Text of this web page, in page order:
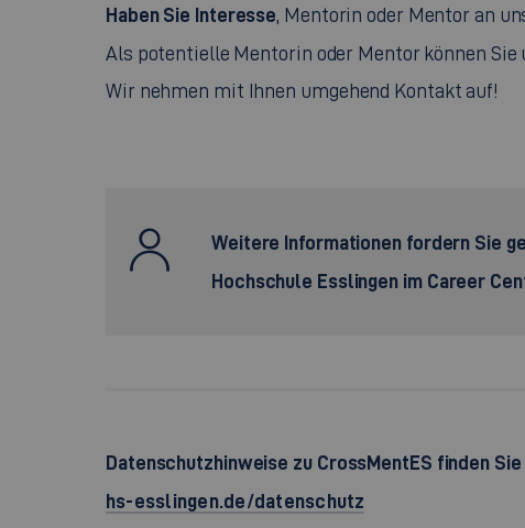
Haben Sie Interesse , Mentorin oder Mentor an
Als potentielle Mentorin oder Mentor können Sie
Wir nehmen mit Ihnen umgehend Kontakt auf!
Weitere Informationen fordern Sie
Hochschule Esslingen im Career
Datenschutzhinweise zu CrossMentES finden
hs-esslingen.de/datenschutz